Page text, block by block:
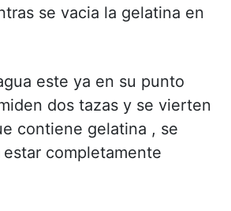
se vacia la gelatina en
este ya en su punto
dos tazas y se vierten
contiene gelatina , se
completamente